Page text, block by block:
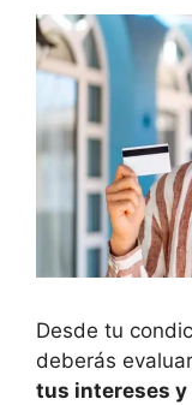
Desde tu
deberás
tus intereses y